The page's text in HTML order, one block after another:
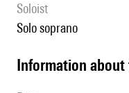
Soloist
solo soprano
information